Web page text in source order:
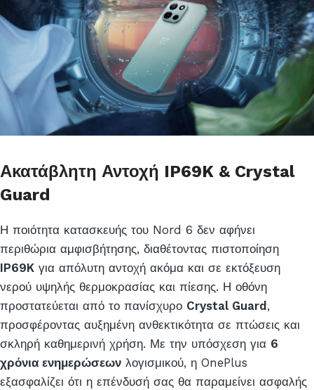
Ακατάβλητη Αντοχή IP69K & Crystal
Guard
Η ποιότητα κατασκευής του Nord 6 δεν αφήνει
περιθώρια αμφισβήτησης, διαθέτοντας πιστοποίηση
IP69K για απόλυτη αντοχή ακόμα και σε εκτόξευση
νερού υψηλής θερμοκρασίας και πίεσης. Η οθόνη
προστατεύεται από το πανίσχυρο Crystal Guard ,
προσφέροντας αυξημένη ανθεκτικότητα σε πτώσεις και
σκληρή καθημερινή χρήση. Με την υπόσχεση για 6
χρόνια ενημερώσεων λογισμικού, η OnePlus
εξασφαλίζει ότι η επένδυσή σας θα παραμείνει ασφαλής